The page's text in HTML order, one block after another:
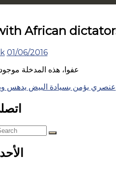
African
01/06/2016
عفوا، هذه المدخلة
عنصري يؤمن بسيادة البيض يدهس
Search
for: